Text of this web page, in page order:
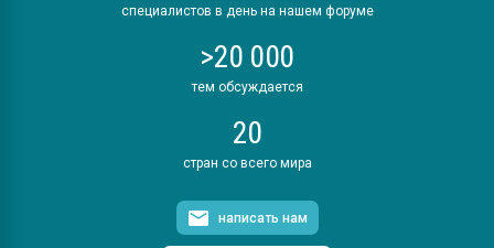
специалистов в день на нашем форуме
>20 000
тем обсуждается
20
стран со всего мира
написать нам